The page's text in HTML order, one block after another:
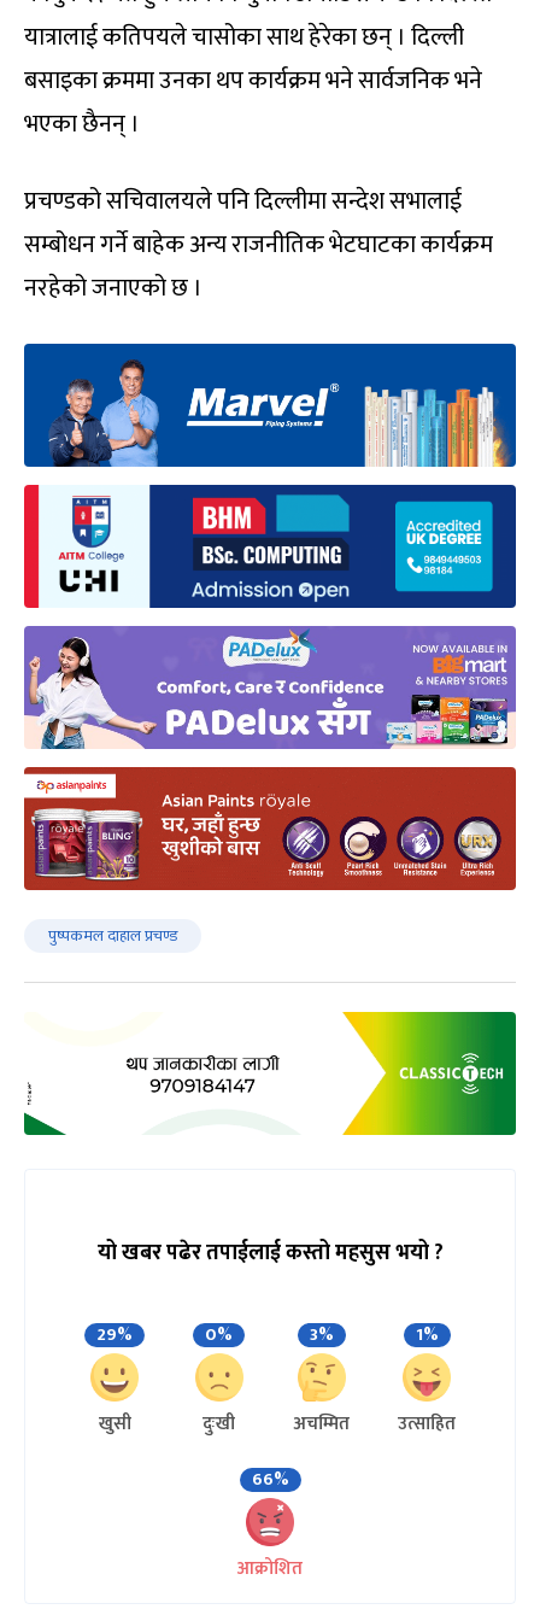
यात्रालाई कतिपयले चासोका साथ हेरेका छन् । दिल्ली
बसाइका क्रममा उनका थप कार्यक्रम भने सार्वजनिक भने
भएका छैनन् ।
प्रचण्डको सचिवालयले पनि दिल्लीमा सन्देश सभालाई
सम्बोधन गर्ने बाहेक अन्य राजनीतिक भेटघाटका कार्यक्रम
नरहेको जनाएको छ ।
पुष्पकमल दाहाल प्रचण्ड
यो खबर पढेर तपाईलाई कस्तो महसुस भयो ?
29%
खुसी
0%
दुःखी
3%
अचम्मित
1%
उत्साहित
66%
आक्रोशित